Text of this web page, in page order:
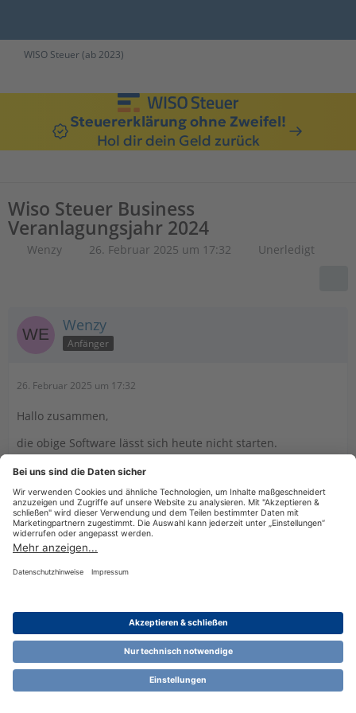
WISO Steuer (ab 2023)
Steuererklärung ohne Zweifel!
Hol dir dein Geld zurück
Wiso Steuer Business
Veranlagungsjahr 2024
Wenzy 26. Februar 2025 um 17:32 Unerledigt
Wenzy
Anfänger
26. Februar 2025 um 17:32
Hallo zusammen,
die obige Software lässt sich heute nicht starten.
Veranlagungsjahr 2023 schon.
Habt Ihr auch das Problem?
Vielen Dank für Eure Rückmeldungen
Nutzungsbestimmungen Cookie-Einstellungen
Community-Software:WoltLab Suite™ 6.1.13